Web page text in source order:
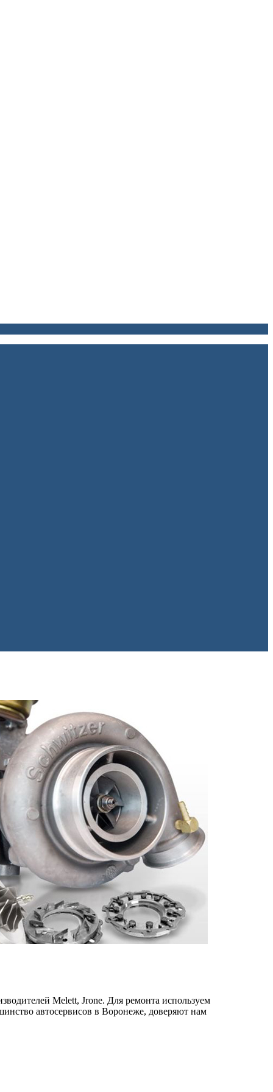
Melett, Jrone. Для ремонта используем
автосервисов в Воронеже, доверяют нам